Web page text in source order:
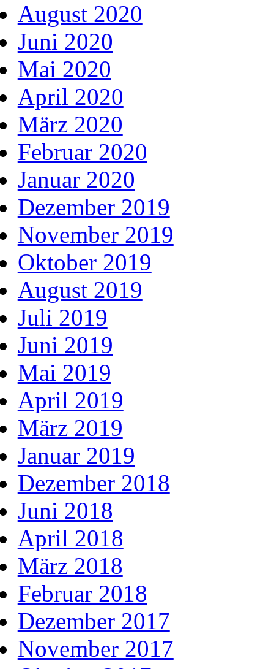
August 2020
Juni 2020
Mai 2020
April 2020
März 2020
Februar 2020
Januar 2020
Dezember 2019
November 2019
Oktober 2019
August 2019
Juli 2019
Juni 2019
Mai 2019
April 2019
März 2019
Januar 2019
Dezember 2018
Juni 2018
April 2018
März 2018
Februar 2018
Dezember 2017
November 2017